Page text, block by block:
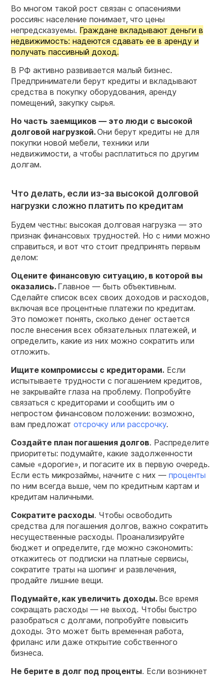
Во многом такой рост связан с опасениями
россиян: население понимает, что цены
непредсказуемы. Граждане вкладывают деньги в
недвижимость: надеются сдавать ее в аренду и
получать пассивный доход.
В РФ активно развивается малый бизнес.
Предприниматели берут кредиты и вкладывают
средства в покупку оборудования, аренду
помещений, закупку сырья.
Но часть заемщиков — это люди с высокой
долговой нагрузкой.Они берут кредиты не для
покупки новой мебели, техники или
недвижимости, а чтобы расплатиться по другим
долгам.
Что делать, если из-за высокой долговой
нагрузки сложно платить по кредитам
Будем честны: высокая долговая нагрузка — это
признак финансовых трудностей. Но с ними можно
справиться, и вот что стоит предпринять первым
делом:
Оцените финансовую ситуацию, в которой вы
оказались. Главное — быть объективным.
Сделайте список всех своих доходов и расходов,
включая все процентные платежи по кредитам.
Это поможет понять, сколько денег остается
после внесения всех обязательных платежей, и
определить, какие из них можно сократить или
отложить.
Ищите компромиссы с кредиторами. Если
испытываете трудности с погашением кредитов,
не закрывайте глаза на проблему. Попробуйте
связаться с кредиторами и сообщить им о
непростом финансовом положении: возможно,
вам предложат отсрочку или рассрочку.
Создайте план погашения долгов. Распределите
приоритеты: подумайте, какие задолженности
самые «дорогие», и погасите их в первую очередь.
Если есть микрозаймы, начните с них — проценты
по ним всегда выше, чем по кредитным картам и
кредитам наличными.
Сократите расходы. Чтобы освободить
средства для погашения долгов, важно сократить
несущественные расходы. Проанализируйте
бюджет и определите, где можно сэкономить:
откажитесь от подписки на платные сервисы,
сократите траты на шопинг и развлечения,
продайте лишние вещи.
Подумайте, как увеличить доходы. Все время
сокращать расходы — не выход. Чтобы быстро
разобраться с долгами, попробуйте повысить
доходы. Это может быть временная работа,
фриланс или даже открытие собственного
бизнеса.
Не берите в долг под проценты. Если возникнет